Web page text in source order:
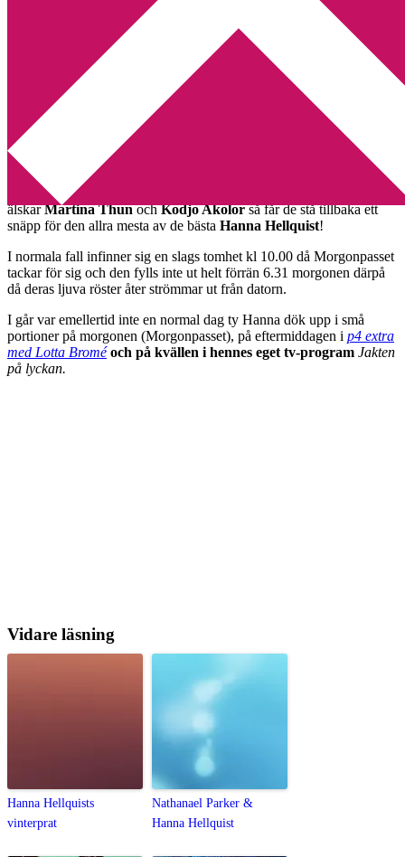
Utskriftscentralen
Min tv-blogg
You are here:Home Hanna Hellquist Hanna Hellquist x 3!
Hanna Hellquist x 3!
2011-02-02 Annika
Mitt favoritprogram i radio är
älskarMartina ThunochKodjo Akolorså får de stå tillbaka ett
snäpp för den allra mesta av de bästa Hanna Hellquist!
I normala fall infinner sig en slags tomhet kl 10.00 då Morgonpasset
tackar för sig och den fylls inte ut helt förrän 6.31 morgonen därpå
då deras ljuva röster åter strömmar ut från datorn.
I går var emellertid inte en normal dag ty Hanna dök upp i små
portioner på morgonen (Morgonpasset), på eftermiddagen i p4 extra
med Lotta Broméoch på kvällen i hennes eget tv-program Jakten
på lyckan.
Vidare läsning
Hanna Hellquists
vinterprat
Nathanael Parker &
Hanna Hellquist